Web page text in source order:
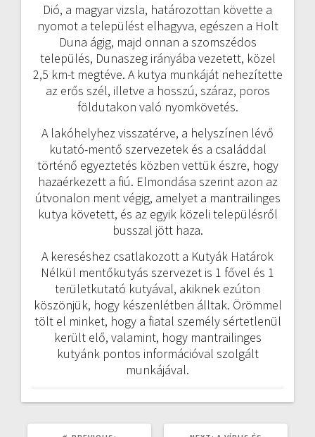
Dió, a magyar vizsla, határozottan követte a
nyomot a települést elhagyva, egészen a Holt
Duna ágig, majd onnan a szomszédos
település, Dunaszeg irányába vezetett, közel
2,5 km-t megtéve. A kutya munkáját nehezítette
az erős szél, illetve a hosszú, száraz, poros
földutakon való nyomkövetés.
A lakóhelyhez visszatérve, a helyszínen lévő
kutató-mentő szervezetek és a családdal
történő egyeztetés közben vettük észre, hogy
hazaérkezett a fiú. Elmondása szerint azon az
útvonalon ment végig, amelyet a mantrailinges
kutya követett, és az egyik közeli településről
busszal jött haza.
A kereséshez csatlakozott a Kutyák Határok
Nélkül mentőkutyás szervezet is 1 fővel és 1
területkutató kutyával, akiknek ezúton
köszönjük, hogy készenlétben álltak. Örömmel
tölt el minket, hogy a fiatal személy sértetlenül
került elő, valamint, hogy mantrailinges
kutyánk pontos információval szolgált
munkájával.